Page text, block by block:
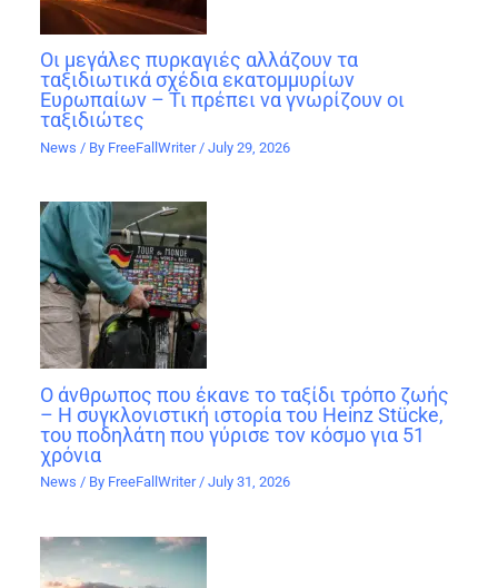
Οι μεγάλες πυρκαγιές αλλάζουν τα
ταξιδιωτικά σχέδια εκατομμυρίων
Ευρωπαίων – Τι πρέπει να γνωρίζουν οι
ταξιδιώτες
News / By FreeFallWriter /July 29, 2026
Ο άνθρωπος που έκανε το ταξίδι τρόπο ζωής
– Η συγκλονιστική ιστορία του Heinz Stücke,
του ποδηλάτη που γύρισε τον κόσμο για 51
χρόνια
News / By FreeFallWriter/July 31, 2026